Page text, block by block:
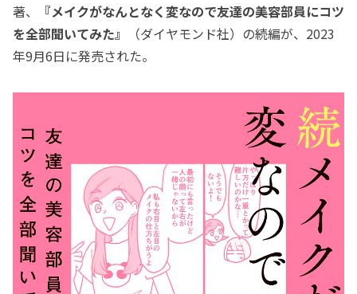
著、
『メイクがなんとなく変なので友達の美容部員にコツ
を全部聞いてみた』
（ダイヤモンド社）の続編が、2023
年9月6日に発売された。